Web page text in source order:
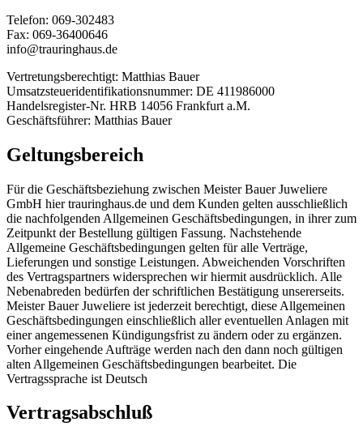
Telefon: 069-302483
Fax: 069-36400646
info@trauringhaus.de
Vertretungsberechtigt: Matthias Bauer
Umsatzsteueridentifikationsnummer: DE 411986000
Handelsregister-Nr. HRB 14056 Frankfurt a.M.
Geschäftsführer: Matthias Bauer
Geltungsbereich
Für die Geschäftsbeziehung zwischen Meister Bauer Juweliere
GmbH hier trauringhaus.de und dem Kunden gelten ausschließlich
die nachfolgenden Allgemeinen Geschäftsbedingungen, in ihrer zum
Zeitpunkt der Bestellung gültigen Fassung. Nachstehende
Allgemeine Geschäftsbedingungen gelten für alle Verträge,
Lieferungen und sonstige Leistungen. Abweichenden Vorschriften
des Vertragspartners widersprechen wir hiermit ausdrücklich. Alle
Nebenabreden bedürfen der schriftlichen Bestätigung unsererseits.
Meister Bauer Juweliere ist jederzeit berechtigt, diese Allgemeinen
Geschäftsbedingungen einschließlich aller eventuellen Anlagen mit
einer angemessenen Kündigungsfrist zu ändern oder zu ergänzen.
Vorher eingehende Aufträge werden nach den dann noch gültigen
alten Allgemeinen Geschäftsbedingungen bearbeitet. Die
Vertragssprache ist Deutsch
Vertragsabschluß